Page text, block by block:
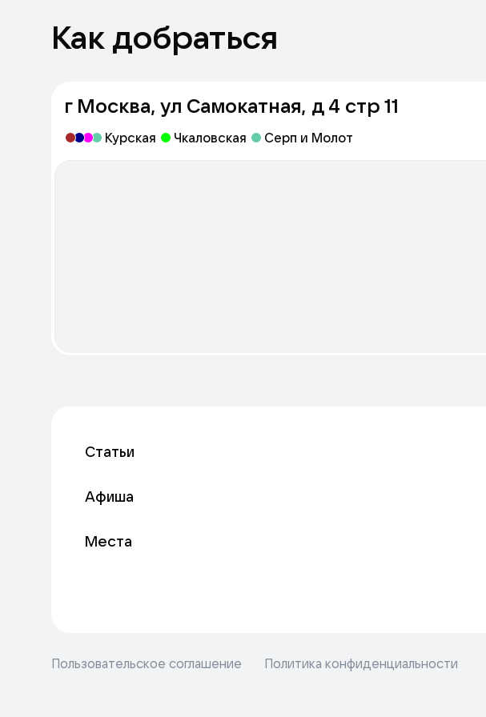
Как добраться
г Москва, ул Самокатная, д 4 стр 11
Курская Чкаловская Серп и Молот
Статьи
Афиша
Места
Пользовательское соглашение Политика конфиденциальности